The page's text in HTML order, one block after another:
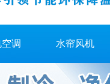
调 水帘风机